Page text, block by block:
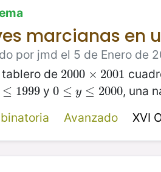
marcianas en
por jmd el 5 de Enero de
tablero de 2000 × 2001
2000 × 2001
≤ 1999y 0 ≤ y ≤ 2000
0 ≤y ≤2000
, una
Avanzado XVI